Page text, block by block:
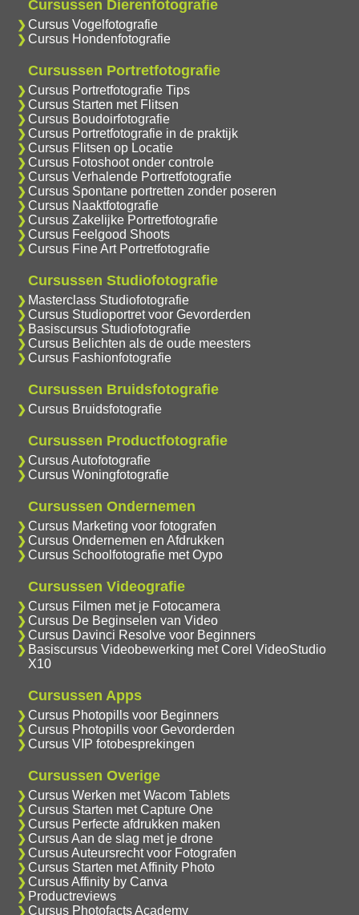
Cursussen Dierenfotografie
Cursus Vogelfotografie
Cursus Hondenfotografie
Cursussen Portretfotografie
Cursus Portretfotografie Tips
Cursus Starten met Flitsen
Cursus Boudoirfotografie
Cursus Portretfotografie in de praktijk
Cursus Flitsen op Locatie
Cursus Fotoshoot onder controle
Cursus Verhalende Portretfotografie
Cursus Spontane portretten zonder poseren
Cursus Naaktfotografie
Cursus Zakelijke Portretfotografie
Cursus Feelgood Shoots
Cursus Fine Art Portretfotografie
Cursussen Studiofotografie
Masterclass Studiofotografie
Cursus Studioportret voor Gevorderden
Basiscursus Studiofotografie
Cursus Belichten als de oude meesters
Cursus Fashionfotografie
Cursussen Bruidsfotografie
Cursus Bruidsfotografie
Cursussen Productfotografie
Cursus Autofotografie
Cursus Woningfotografie
Cursussen Ondernemen
Cursus Marketing voor fotografen
Cursus Ondernemen en Afdrukken
Cursus Schoolfotografie met Oypo
Cursussen Videografie
Cursus Filmen met je Fotocamera
Cursus De Beginselen van Video
Cursus Davinci Resolve voor Beginners
Basiscursus Videobewerking met Corel VideoStudio
X10
Cursussen Apps
Cursus Photopills voor Beginners
Cursus Photopills voor Gevorderden
Cursus VIP fotobesprekingen
Cursussen Overige
Cursus Werken met Wacom Tablets
Cursus Starten met Capture One
Cursus Perfecte afdrukken maken
Cursus Aan de slag met je drone
Cursus Auteursrecht voor Fotografen
Cursus Starten met Affinity Photo
Cursus Affinity by Canva
Productreviews
Cursus Photofacts Academy